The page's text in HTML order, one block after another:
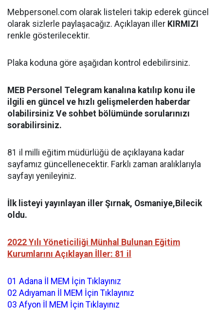
Mebpersonel.com olarak listeleri takip ederek güncel
olarak sizlerle paylaşacağız. Açıklayan iller KIRMIZI
renkle gösterilecektir.
Plaka koduna göre aşağıdan kontrol edebilirsiniz.
MEB Personel Telegram kanalına katılıp konu ile
ilgili en güncel ve hızlı gelişmelerden haberdar
olabilirsiniz Ve sohbet bölümünde sorularınızı
sorabilirsiniz.
81 il milli eğitim müdürlüğü de açıklayana kadar
sayfamız güncellenecektir. Farklı zaman aralıklarıyla
sayfayı yenileyiniz.
İlk listeyi yayınlayan iller Şırnak, Osmaniye,Bilecik
oldu.
2022 Yılı Yöneticiliği Münhal Bulunan Eğitim
Kurumlarını Açıklayan İller: 81 il
01 Adana İl MEM İçin Tıklayınız
02 Adıyaman İl MEM İçin Tıklayınız
03 Afyon İl MEM İçin Tıklayınız